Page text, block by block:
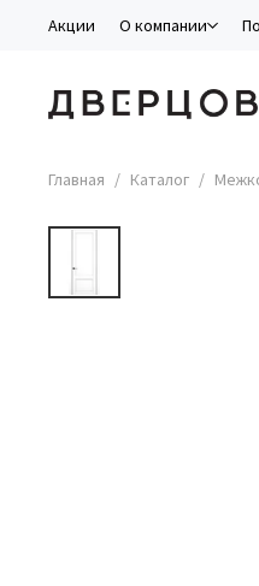
Акции О компании
Главная Каталог